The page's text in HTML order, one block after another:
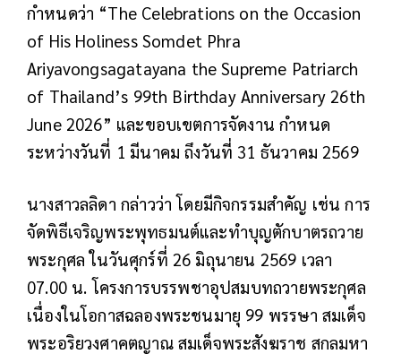
กำหนดว่า “The Celebrations on the Occasion
of His Holiness Somdet Phra
Ariyavongsagatayana the Supreme Patriarch
of Thailand’s 99th Birthday Anniversary 26th
June 2026” และขอบเขตการจัดงาน กำหนด
ระหว่างวันที่ 1 มีนาคม ถึงวันที่ 31 ธันวาคม 2569
นางสาวลลิดา กล่าวว่า โดยมีกิจกรรมสำคัญ เช่น การ
จัดพิธีเจริญพระพุทธมนต์และทำบุญตักบาตรถวาย
พระกุศล ในวันศุกร์ที่ 26 มิถุนายน 2569 เวลา
07.00 น. โครงการบรรพชาอุปสมบทถวายพระกุศล
เนื่องในโอกาสฉลองพระชนมายุ 99 พรรษา สมเด็จ
พระอริยวงศาคตญาณ สมเด็จพระสังฆราช สกลมหา